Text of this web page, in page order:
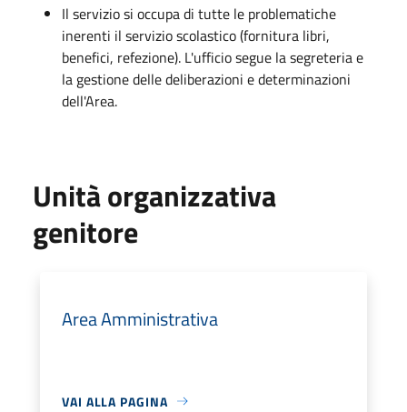
Il servizio si occupa di tutte le problematiche
inerenti il servizio scolastico (fornitura libri,
benefici, refezione). L'ufficio segue la segreteria e
la gestione delle deliberazioni e determinazioni
dell'Area.
Unità organizzativa
genitore
Area Amministrativa
VAI ALLA PAGINA